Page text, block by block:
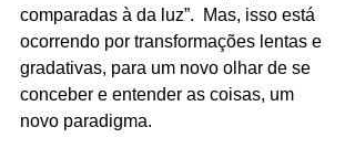
comparadas à da luz”.  Mas, isso está
ocorrendo por transformações lentas e
gradativas, para um novo olhar de se
conceber e entender as coisas, um
novo paradigma.